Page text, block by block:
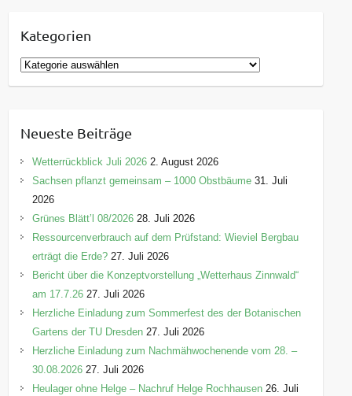
Kategorien
K
a
g
o
r
e
n
Neueste Beiträge
Wetterrückblick Juli 2026 2. August 2026
Sachsen pflanzt gemeinsam – 1000 Obstbäume 31. Juli
2026
Grünes Blätt’l 08/2026 28. Juli 2026
Ressourcenverbrauch auf dem Prüfstand: Wieviel Bergbau
erträgt die Erde? 27. Juli 2026
Bericht über die Konzeptvorstellung „Wetterhaus Zinnwald“
am 17.7.26 27. Juli 2026
Herzliche Einladung zum Sommerfest des der Botanischen
Gartens der TU Dresden 27. Juli 2026
Herzliche Einladung zum Nachmähwochenende vom 28. –
30.08.2026 27. Juli 2026
Heulager ohne Helge – Nachruf Helge Rochhausen 26. Juli